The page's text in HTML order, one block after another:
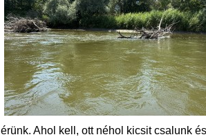
érünk. Ahol kell, ott néhol kicsit csalunk